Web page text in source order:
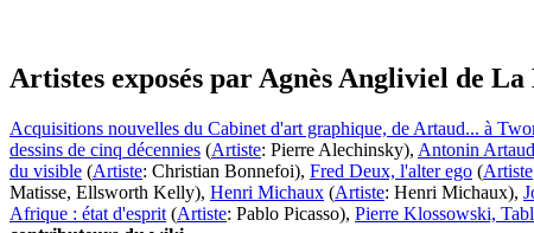
Artistes exposés par Agnès Angliviel de
Acquisitions nouvelles du Cabinet d'art graphique, de Artaud... à
dessins de cinq décennies (Artiste: Pierre Alechinsky), Antonin
du visible (Artiste: Christian Bonnefoi), Fred Deux, l'alter ego (Artiste
Matisse, Ellsworth Kelly), Henri Michaux (Artiste: Henri Michaux),
Afrique : état d'esprit (Artiste: Pablo Picasso), Pierre Klossowski,